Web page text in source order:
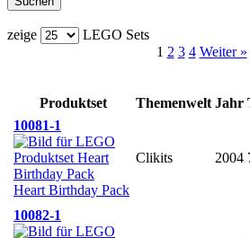
zeige
LEGO Sets
1 2 3 4 Weiter »
Produktset Themenwelt Jahr
10081-1
Heart Birthday Pack
Clikits 2004
10082-1